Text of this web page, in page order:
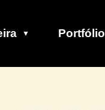
Portfólio